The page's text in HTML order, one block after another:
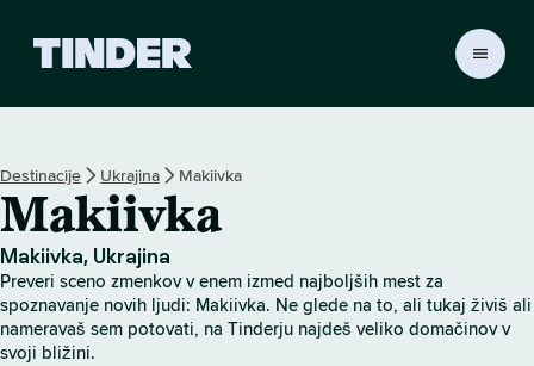
r
D
m
o
v
Destinacije Ukrajina Makiivka
Makiivka
Makiivka, Ukrajina
Preveri sceno zmenkov v enem izmed najboljših mest za
spoznavanje novih ljudi: Makiivka. Ne glede na to, ali tukaj živiš ali
nameravaš sem potovati, na Tinderju najdeš veliko domačinov v
svoji bližini.